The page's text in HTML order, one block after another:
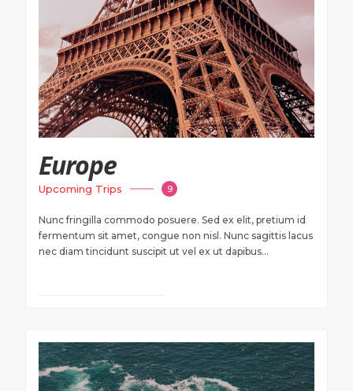
Europe
Upcoming Trips 9
Nunc fringilla commodo posuere. Sed ex elit, pretium id
fermentum sit amet, congue non nisl. Nunc sagittis lacus
nec diam tincidunt suscipit ut vel ex ut dapibus...
$ 1499 USD
Onwards